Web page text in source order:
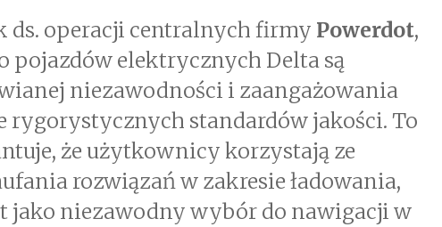
ds. operacji centralnych firmy Powerdot,
pojazdów elektrycznych Delta są
niezawodności i zaangażowania
rygorystycznych standardów jakości. To
że użytkownicy korzystają ze
rozwiązań w zakresie ładowania,
jako niezawodny wybór do nawigacji w